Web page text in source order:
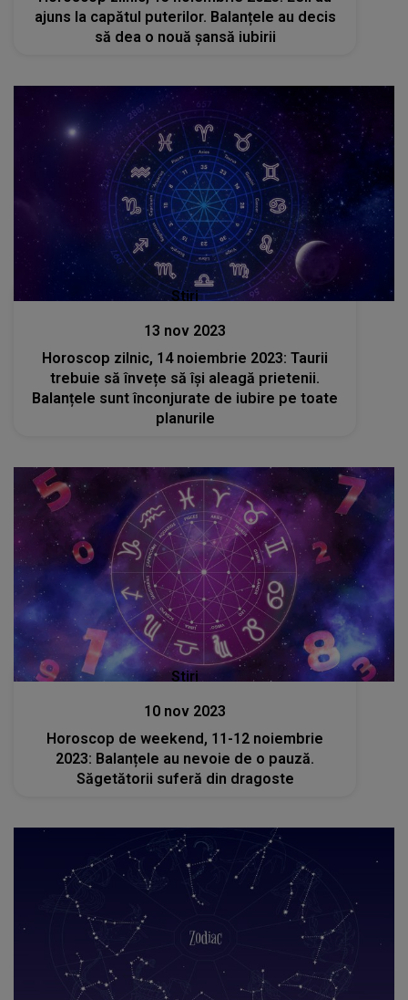
ajuns la capătul puterilor. Balanțele au decis
să dea o nouă șansă iubirii
Stiri
13 nov 2023
Horoscop zilnic, 14 noiembrie 2023: Taurii
trebuie să învețe să își aleagă prietenii.
Balanțele sunt înconjurate de iubire pe toate
planurile
Stiri
10 nov 2023
Horoscop de weekend, 11-12 noiembrie
2023: Balanțele au nevoie de o pauză.
Săgetătorii suferă din dragoste